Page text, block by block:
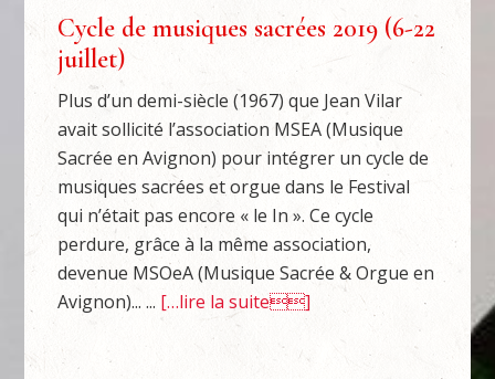
Cycle de musiques sacrées 2019 (6-22
juillet)
Plus d’un demi-siècle (1967) que Jean Vilar
avait sollicité l’association MSEA (Musique
Sacrée en Avignon) pour intégrer un cycle de
musiques sacrées et orgue dans le Festival
qui n’était pas encore « le In ». Ce cycle
perdure, grâce à la même association,
devenue MSOeA (Musique Sacrée & Orgue en
Avignon)... ... […lire la suite]